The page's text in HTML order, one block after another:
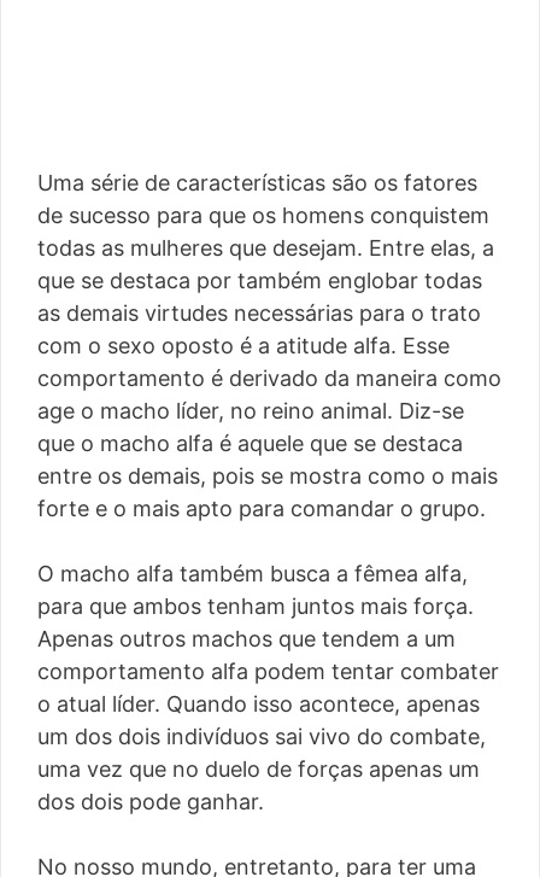
Uma série de características são os fatores
de sucesso para que os homens conquistem
todas as mulheres que desejam. Entre elas, a
que se destaca por também englobar todas
as demais virtudes necessárias para o trato
com o sexo oposto é a atitude alfa. Esse
comportamento é derivado da maneira como
age o macho líder, no reino animal. Diz-se
que o macho alfa é aquele que se destaca
entre os demais, pois se mostra como o mais
forte e o mais apto para comandar o grupo.
O macho alfa também busca a fêmea alfa,
para que ambos tenham juntos mais força.
Apenas outros machos que tendem a um
comportamento alfa podem tentar combater
o atual líder. Quando isso acontece, apenas
um dos dois indivíduos sai vivo do combate,
uma vez que no duelo de forças apenas um
dos dois pode ganhar.
No nosso mundo, entretanto, para ter uma